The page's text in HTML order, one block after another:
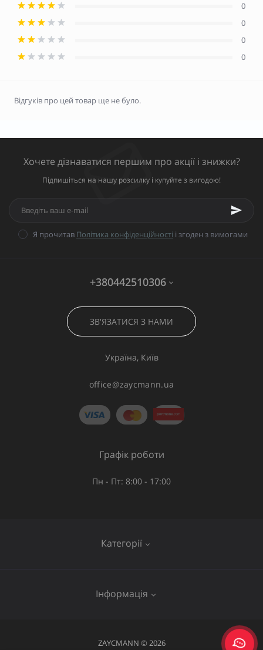
0
0
0
0
Відгуків про цей товар ще не було.
Хочете дізнаватися першим про акції і знижки?
Підпишіться на нашу розсилку і купуйте з вигодою!
Я прочитав Політика конфіденційності і згоден з вимогами
+380442510306
ЗВ'ЯЗАТИСЯ З НАМИ
Україна, Київ
office@zaycmann.ua
Категорії
Інформація
Послуги
Графік роботи
Пн - Пт: 8:00 - 17:00
ZAYCMANN © 2026